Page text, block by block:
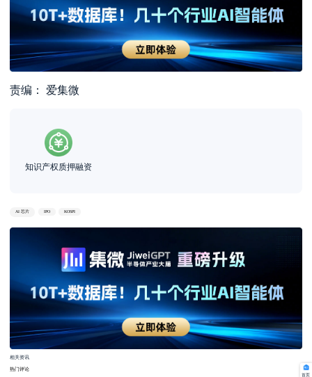
责编： 爱集微
知识产权质押融资
AI 芯片 IPO KOSPI
相关资讯
热门评论
首页